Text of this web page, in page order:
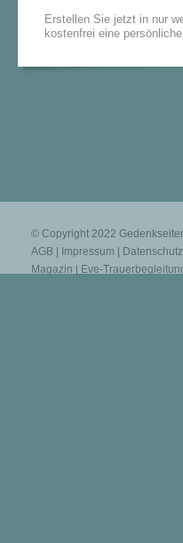
Erstellen Sie jetzt in nur
kostenfrei eine
© Copyright 2022
AGB
Impressum Datenschutz
Magazin
Eve-